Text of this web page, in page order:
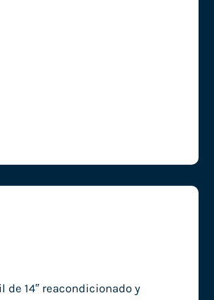
14″ reacondicionado y